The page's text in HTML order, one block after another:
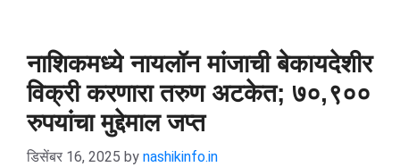
नाशिकमध्ये नायलॉन मांजाची बेकायदेशीर
विक्री करणारा तरुण अटकेत; ७०,९००
रुपयांचा मुद्देमाल जप्त
डिसेंबर 16, 2025 by nashikinfo.in